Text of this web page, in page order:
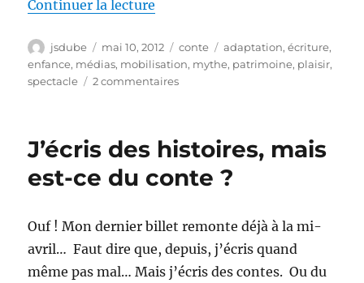
Continuer la lecture
Auteur
jsdube
Publié
le
mai 10, 2012 Catégories
conte Étiquettes
adaptation,écriture,
enfance, médias, mobilisation, mythe, patrimoine, plaisir,
spectacle
2 commentairessur
l’ours
J’écris des histoires, mais
est-ce du conte ?
Ouf ! Mon dernier billet remonte déjà à la mi-
avril… Faut dire que, depuis, j’écris quand
même pas mal… Mais j’écris des contes. Ou du